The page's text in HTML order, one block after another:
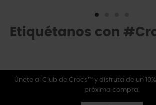
Etiquétanos con
Únete al Club de Crocs™ y disfruta de un
próxima compra.